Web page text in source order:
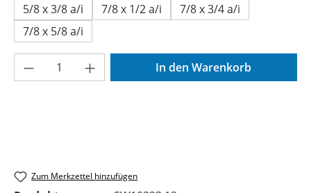
5/8 x 3/8 a/i
7/8 x 1/2 a/i
7/8 x 3/4 a/i
7/8 x 5/8 a/i
Produkt Anzahl: Gib den gewünschten
In den Warenkorb
Zum Merkzettel hinzufügen